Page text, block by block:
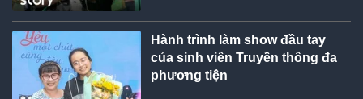
Hành trình làm show đầu tay
của sinh viên Truyền thông đa
phương tiện